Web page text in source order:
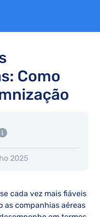
Como
2025
cada vez mais fiáveis
as companhias aéreas